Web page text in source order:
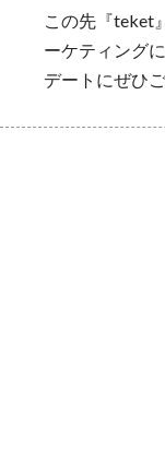
この先『teket
ーケティング
デートにぜひ